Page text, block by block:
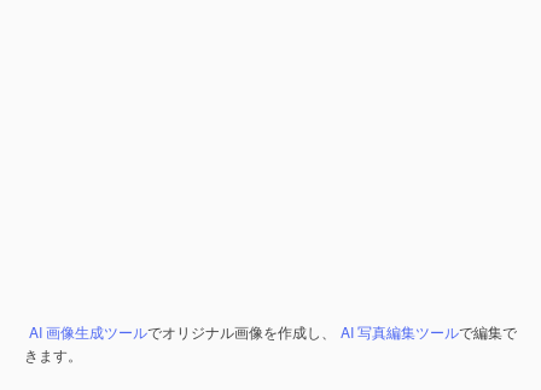
AI 画像生成ツールでオリジナル画像を作成し、 AI 写真編集ツールで編集で
きます。